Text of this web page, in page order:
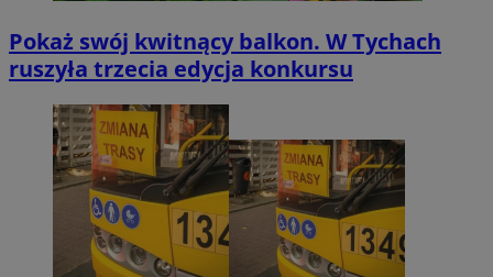
Pokaż swój kwitnący balkon. W Tychach
ruszyła trzecia edycja konkursu